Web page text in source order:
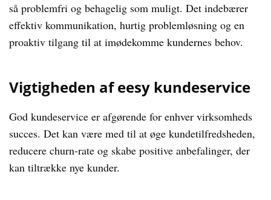
så problemfri og behagelig som muligt. Det indebærer
effektiv kommunikation, hurtig problemløsning og en
proaktiv tilgang til at imødekomme kundernes behov.
Vigtigheden af eesy kundeservice
God kundeservice er afgørende for enhver virksomheds
succes. Det kan være med til at øge kundetilfredsheden,
reducere churn-rate og skabe positive anbefalinger, der
kan tiltrække nye kunder.